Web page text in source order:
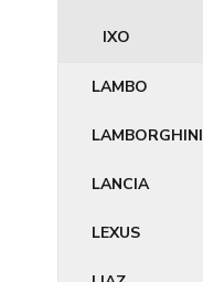
IXO
LAMBO
LAMBORGHINI
LANCIA
LEXUS